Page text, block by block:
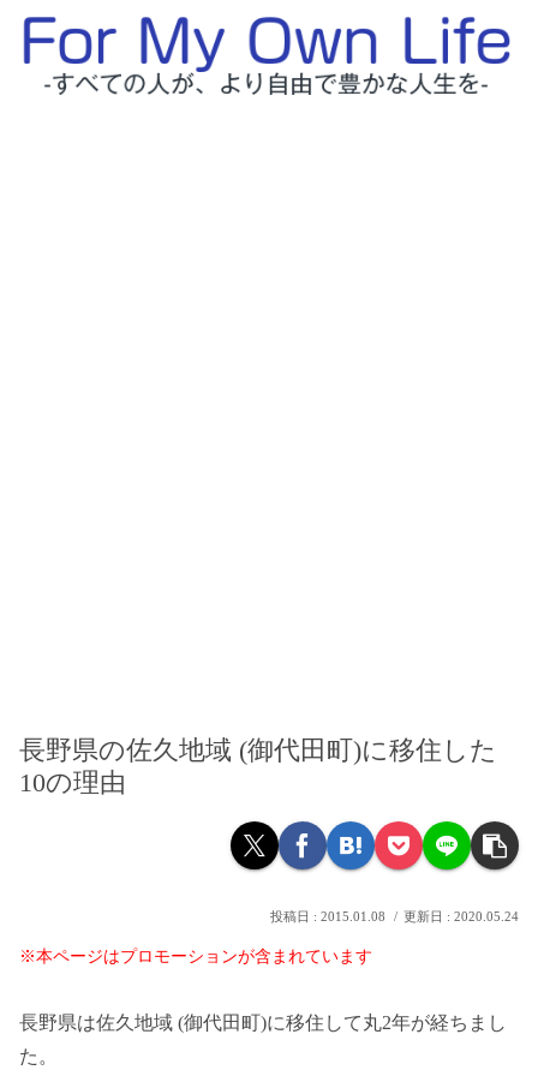
長野県の佐久地域 (御代田町)に移住した
10の理由
2015.01.08 2020.05.24
※本ページはプロモーションが含まれています
長野県は佐久地域 (御代田町)に移住して丸2年が経ちまし
た。